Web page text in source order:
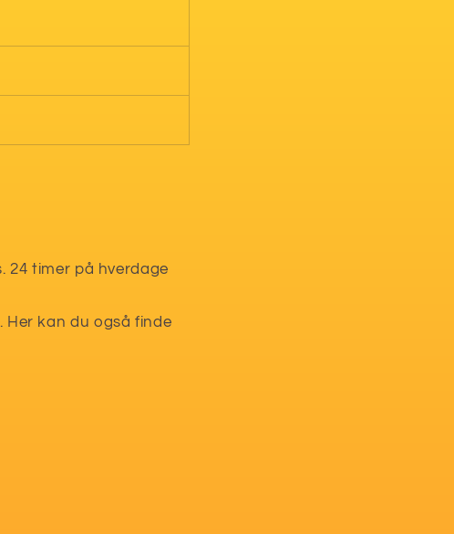
24 timer på hverdage
kan du også finde